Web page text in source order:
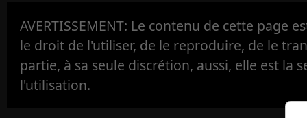
AVERTISSEMENT: Le contenu de cette page
le droit de l'utiliser, de le reproduire, de le
partie, à sa seule discrétion, aussi, elle est la
l'utilisation.